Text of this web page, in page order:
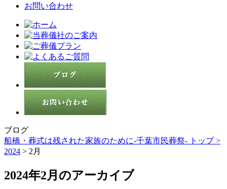
お問い合わせ
ブログ
船橋・葬式は残された家族のために-千葉市民葬祭- トップ >
2024 > 2月
2024年2月のアーカイブ